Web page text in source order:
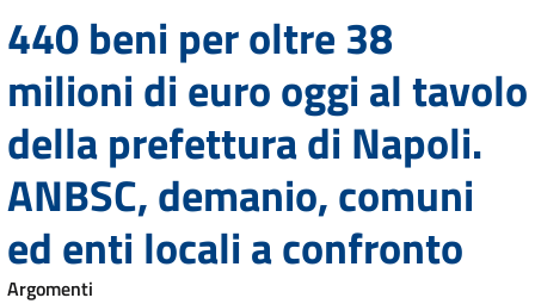
440 beni per oltre 38
milioni di euro oggi al tavolo
della prefettura di Napoli.
ANBSC, demanio, comuni
ed enti locali a confronto
Argomenti